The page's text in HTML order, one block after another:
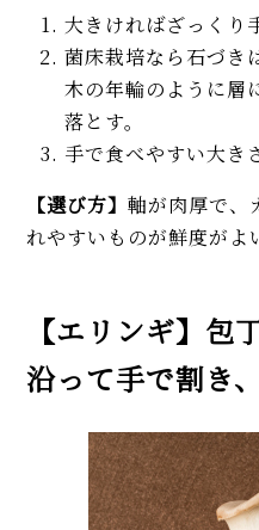
大きければざっくり
菌床栽培なら石づき
木の年輪のように層
落とす。
手で食べやすい大き
【選び方】軸が肉厚で、
れやすいものが鮮度がよ
【エリンギ】包
沿って手で割き